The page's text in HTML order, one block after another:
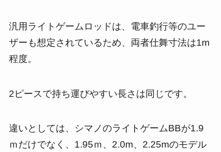
汎用ライトゲームロッドは、電車釣行等のユー
ザーも想定されているため、両者仕舞寸法は1m
程度。
2ピースで持ち運びやすい長さは同じです。
違いとしては、シマノのライトゲームBBが1.9
ｍだけでなく、1.95ｍ、2.0m、2.25mのモデル